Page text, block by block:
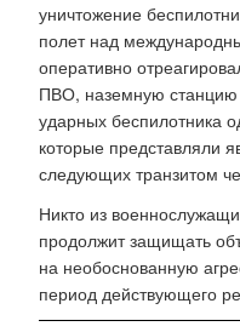
уничтожение
полет над
оперативно
ПВО, наземную станцию
ударных беспилотника
которые представляли
следующих транзитом
Никто из
продолжит защищать
на необоснованную
период действующего